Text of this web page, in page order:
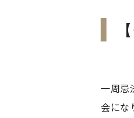
一周忌
会にな